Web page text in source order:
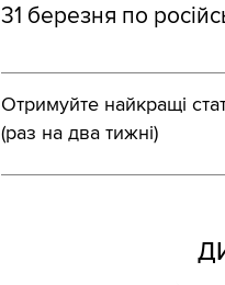
31 березня по
Отримуйте найкращі
(раз на два тижні)